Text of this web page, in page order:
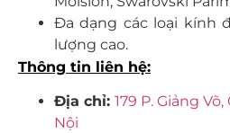
Đa dạng các loại kính
lượng cao.
Thông tin liên hệ:
Địa chỉ: 179 P. Giảng
Nội